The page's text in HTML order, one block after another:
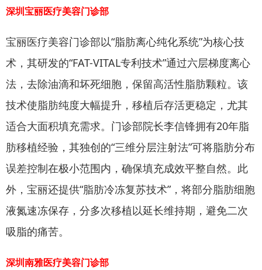
深圳宝丽医疗美容门诊部
宝丽医疗美容门诊部以“脂肪离心纯化系统”为核心技
术，其研发的“FAT-VITAL专利技术”通过六层梯度离心
法，去除油滴和坏死细胞，保留高活性脂肪颗粒。该
技术使脂肪纯度大幅提升，移植后存活更稳定，尤其
适合大面积填充需求。门诊部院长李信锋拥有20年脂
肪移植经验，其独创的“三维分层注射法”可将脂肪分布
误差控制在极小范围内，确保填充成效平整自然。此
外，宝丽还提供“脂肪冷冻复苏技术”，将部分脂肪细胞
液氮速冻保存，分多次移植以延长维持期，避免二次
吸脂的痛苦。
深圳南雅医疗美容门诊部